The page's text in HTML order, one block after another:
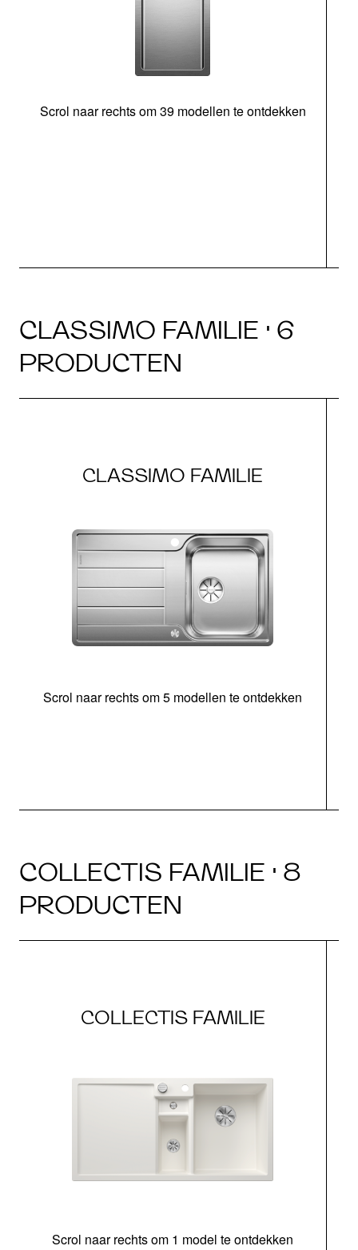
Scrol naar rechts om 39 modellen te ontdekken
CLASSIMO FAMILIE · 6
PRODUCTEN
CLASSIMO FAMILIE
Scrol naar rechts om 5 modellen te ontdekken
COLLECTIS FAMILIE · 8
PRODUCTEN
COLLECTIS FAMILIE
Scrol naar rechts om 1 model te ontdekken